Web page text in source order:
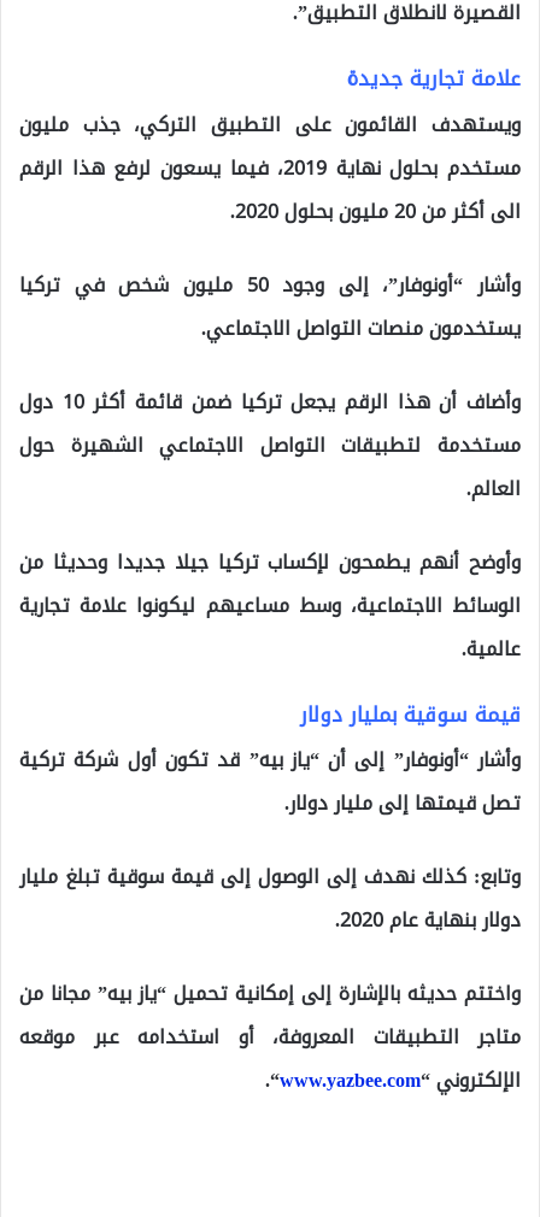
القصيرة لانطلاق التطبيق”.
علامة تجارية جديدة
ويستهدف القائمون على التطبيق التركي، جذب مليون
مستخدم بحلول نهاية 2019، فيما يسعون لرفع هذا الرقم
الى أكثر من 20 مليون بحلول 2020.
وأشار “أونوفار”، إلى وجود 50 مليون شخص في تركيا
يستخدمون منصات التواصل الاجتماعي.
وأضاف أن هذا الرقم يجعل تركيا ضمن قائمة أكثر 10 دول
مستخدمة لتطبيقات التواصل الاجتماعي الشهيرة حول
العالم.
وأوضح أنهم يطمحون لإكساب تركيا جيلا جديدا وحديثا من
الوسائط الاجتماعية، وسط مساعيهم ليكونوا علامة تجارية
عالمية.
قيمة سوقية بمليار دولار
وأشار “أونوفار” إلى أن “ياز بيه” قد تكون أول شركة تركية
تصل قيمتها إلى مليار دولار.
وتابع: كذلك نهدف إلى الوصول إلى قيمة سوقية تبلغ مليار
دولار بنهاية عام 2020.
واختتم حديثه بالإشارة إلى إمكانية تحميل “ياز بيه” مجانا من
متاجر التطبيقات المعروفة، أو استخدامه عبر موقعه
الإلكتروني “www.yazbee.com
“.